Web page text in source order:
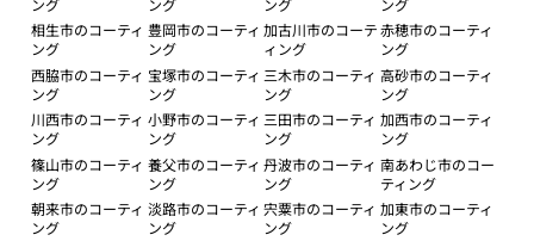
相生市のコーティ
ング
豊岡市のコーティ
ング
加古川市のコーテ
ィング
赤穂市のコーティ
ング
西脇市のコーティ
ング
宝塚市のコーティ
ング
三木市のコーティ
ング
高砂市のコーティ
ング
川西市のコーティ
ング
小野市のコーティ
ング
三田市のコーティ
ング
加西市のコーティ
ング
篠山市のコーティ
ング
養父市のコーティ
ング
丹波市のコーティ
ング
南あわじ市のコー
ティング
朝来市のコーティ
ング
淡路市のコーティ
ング
宍粟市のコーティ
ング
加東市のコーティ
ング